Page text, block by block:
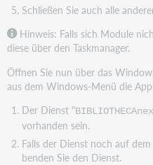
Schließen Sie auch alle
Hinweis: Falls sich Module
diese über den Taskmanager.
Öffnen Sie nun über das
aus dem Windows-Menü die
Der Dienst "
vorhanden sein.
Falls der Dienst noch auf
benden Sie den Dienst.